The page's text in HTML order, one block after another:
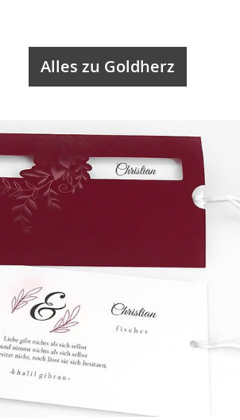
Alles zu Goldherz